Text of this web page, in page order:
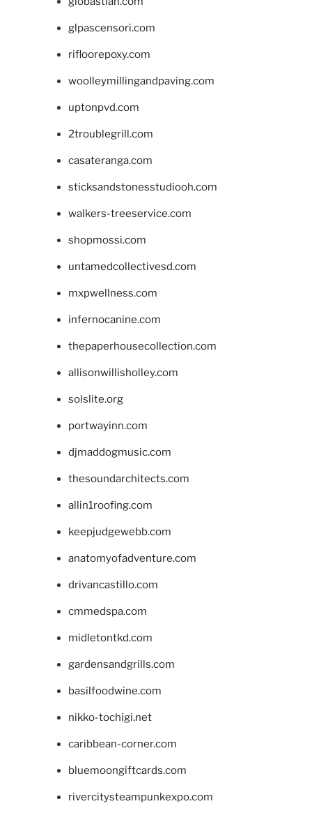
glpascensori.com
rifloorepoxy.com
woolleymillingandpaving.com
uptonpvd.com
2troublegrill.com
casateranga.com
sticksandstonesstudiooh.com
walkers-treeservice.com
shopmossi.com
untamedcollectivesd.com
mxpwellness.com
infernocanine.com
thepaperhousecollection.com
allisonwillisholley.com
solslite.org
portwayinn.com
djmaddogmusic.com
thesoundarchitects.com
allin1roofing.com
keepjudgewebb.com
anatomyofadventure.com
drivancastillo.com
cmmedspa.com
midletontkd.com
gardensandgrills.com
basilfoodwine.com
nikko-tochigi.net
caribbean-corner.com
bluemoongiftcards.com
rivercitysteampunkexpo.com